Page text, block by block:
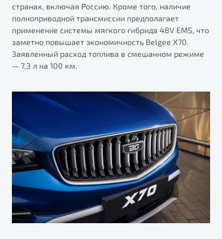
Обзор В наличии
странах, включая Россию. Кроме того, наличие
полноприводной трансмиссии предполагает
применение системы мягкого гибрида 48V EMS, что
заметно повышает экономичность Belgee X70.
Заявленный расход топлива в смешанном режиме
— 7,3 л на 100 км.